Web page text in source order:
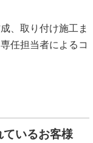
、取り付け施工ま
任担当者によるコ
いるお客様